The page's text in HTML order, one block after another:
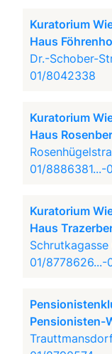
Kuratorium
Haus
Dr.-Schober-
01/8042338
Kuratorium
Haus
01/8886381...-0
Kuratorium
Haus
Schrutkagasse
01/8778626...-
Pensionisten-